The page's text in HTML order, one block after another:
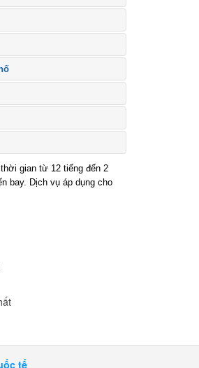
gian từ 12 tiếng đến 2
Dịch vụ áp dụng cho
tế